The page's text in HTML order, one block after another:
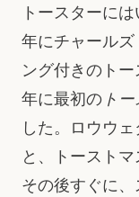
トースターに
年にチャール
ング付きのト
年に最初の ト
した。ロウウ
と、トースト
その後すぐに